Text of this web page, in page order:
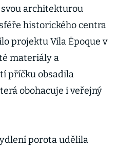
svou architekturou
historického centra
projektu Vila Ēpoque v
materiály a
příčku obsadila
obohacuje i veřejný
porota udělila